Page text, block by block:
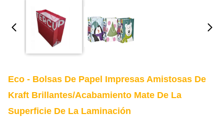
Eco - Bolsas De Papel Impresas Amistosas De
Kraft Brillantes/acabamiento Mate De La
Superficie De La Laminación